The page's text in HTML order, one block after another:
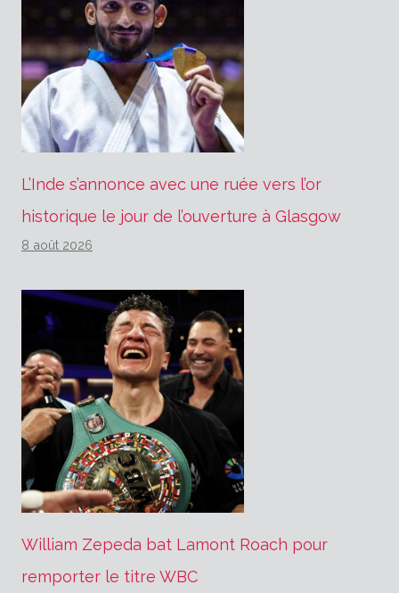
L’Inde s’annonce avec une ruée vers l’or
historique le jour de l’ouverture à Glasgow
8 août 2026
William Zepeda bat Lamont Roach pour
remporter le titre WBC